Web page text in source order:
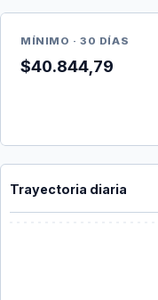
MÍNIMO · 30 DÍAS
$40.844,79
Trayectoria diaria